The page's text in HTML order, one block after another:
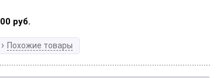
руб.
Похожие товары